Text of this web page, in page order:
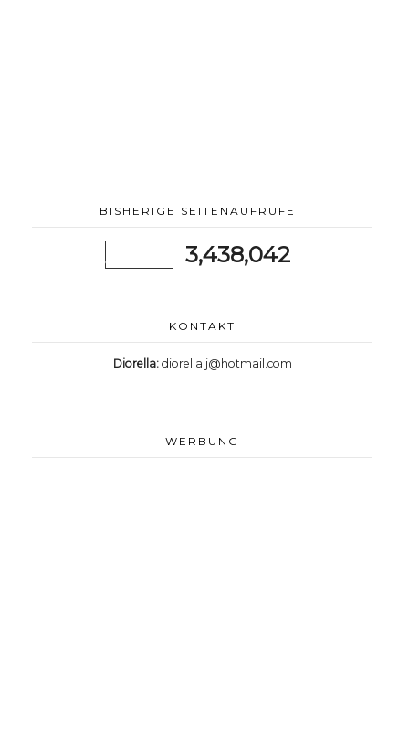
BISHERIGE SEITENAUFRUFE
3,438,042
KONTAKT
Diorella: diorella.j@hotmail.com
WERBUNG